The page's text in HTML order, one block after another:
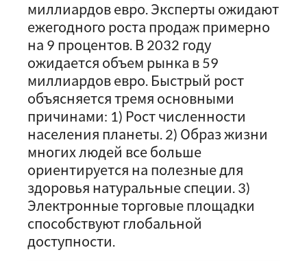
миллиардов евро. Эксперты ожидают
ежегодного роста продаж примерно
на 9 процентов. В 2032 году
ожидается объем рынка в 59
миллиардов евро. Быстрый рост
объясняется тремя основными
причинами: 1) Рост численности
населения планеты. 2) Образ жизни
многих людей все больше
ориентируется на полезные для
здоровья натуральные специи. 3)
Электронные торговые площадки
способствуют глобальной
доступности.